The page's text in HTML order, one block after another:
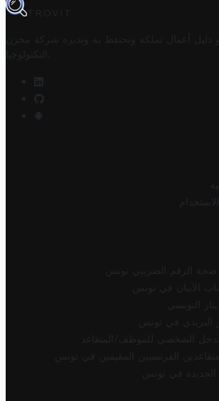
TROVIT
دليل أعمال تملكه وتحتفظ به وتديره
شركة مخزن
التكنولوجيا
صحة الرقم الضريبي تونس
الآيبان في تونس
التونسي
البريدي في تونس
الشخصي للموظف/المتقاعد
الفرنسيين المقيمين في تونس
الجديدة في تونس